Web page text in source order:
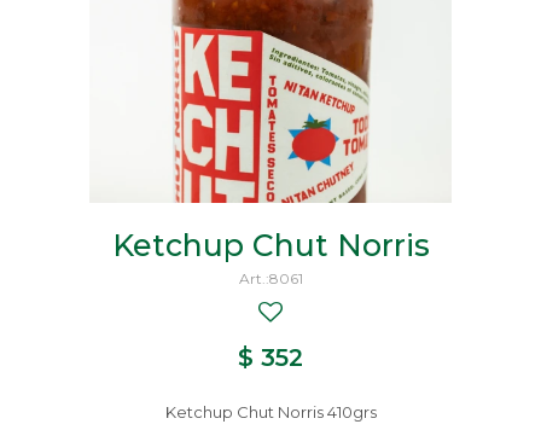
Ketchup Chut Norris
8061
$ 352
Ketchup Chut Norris 410grs